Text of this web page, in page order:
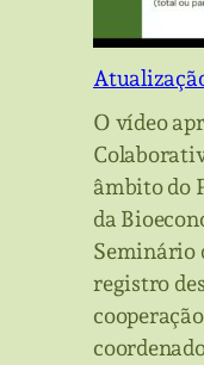
O vídeo
âmbito do
da
Seminário
registro